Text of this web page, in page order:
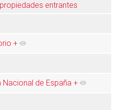
entrantes
+
Nacional de España +